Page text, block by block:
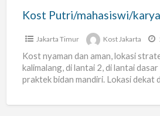
Kost Putri/mahasiswi/
Jakarta Timur Kost Jakarta
Kost nyaman dan aman, lokasi
kalimalang, di lantai 2, di lantai
praktek bidan mandiri. Lokasi dekat